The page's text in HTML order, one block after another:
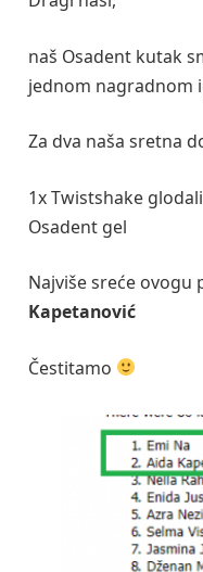
naš Osadent kutak
jednom nagradnom
Za dva naša sretna
1x Twistshake
Osadent gel
Najviše sreće ovogu
Kapetanović
Čestitamo